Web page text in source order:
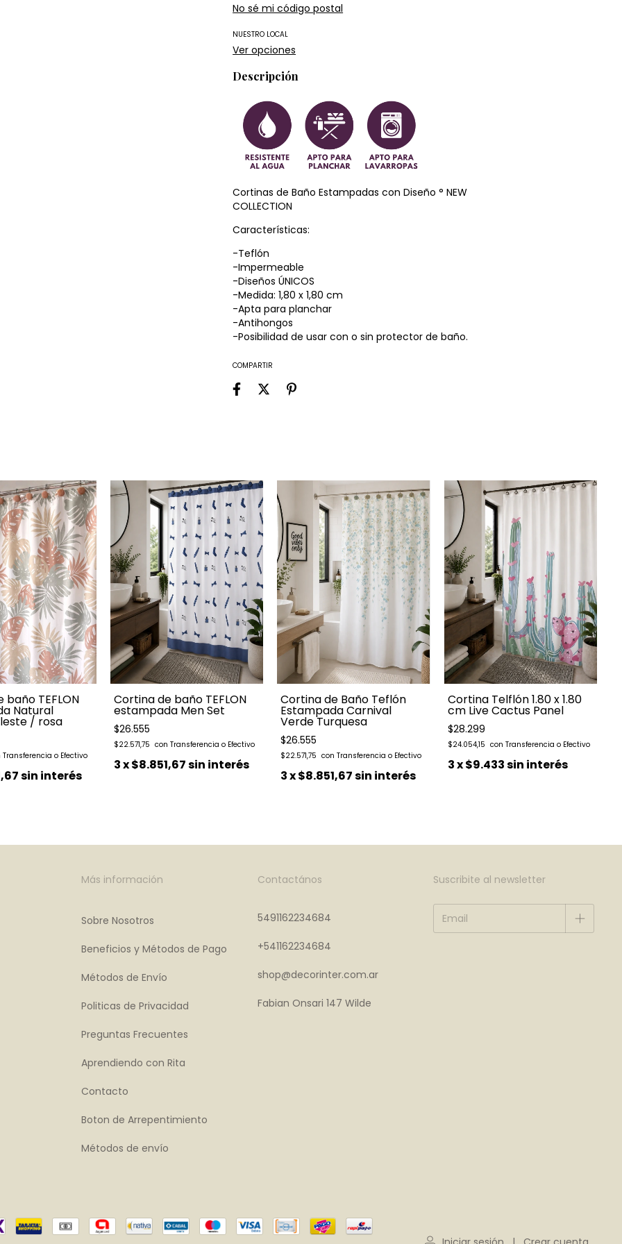
No sé mi código postal
NUESTRO LOCAL
Ver opciones
Descripción
Cortinas de Baño Estampadas con Diseño ° NEW
COLLECTION
Características:
-Teflón
-Impermeable
-Diseños ÚNICOS
-Medida: 1,80 x 1,80 cm
-Apta para planchar
-Antihongos
-Posibilidad de usar con o sin protector de baño.
COMPARTIR
TEFLON
Natural
/ rosa
sin interés
Cortina de baño TEFLON
estampada Men Set
$26.555
$22.571,75
3x$8.851,67sin interés
Cortina de Baño Teflón
Estampada Carnival
Verde Turquesa
$26.555
$22.571,75
3x$8.851,67sin interés
Cortina Telflón 1.80 x 1.80
cm Live Cactus Panel
$28.299
$24.054,15
3x$9.433sin interés
Más información
Sobre Nosotros
Beneficios y Métodos de Pago
Métodos de Envío
Politicas de Privacidad
Preguntas Frecuentes
Aprendiendo con Rita
Contacto
Boton de Arrepentimiento
Métodos de envío
Contactános
5491162234684
+541162234684
shop@decorinter.com.ar
Fabian Onsari 147 Wilde
Suscribite al newsletter